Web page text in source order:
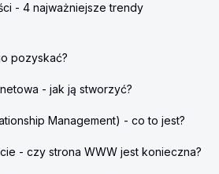
- 4 najważniejsze trendy
pozyskać?
- jak ją stworzyć?
Management) - co to jest?
- czy strona WWW jest konieczna?